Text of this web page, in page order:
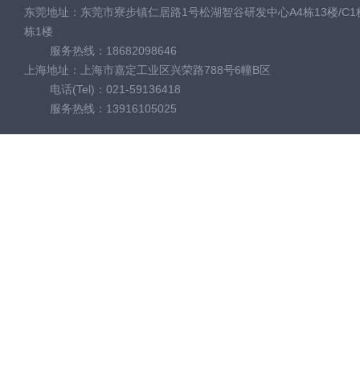
东莞地址：东莞市寮步镇仁居路1号松湖智谷研发中心A4栋13楼/C1
栋1楼
服务热线：18682098646
上海地址：上海市嘉定工业区兴荣路788号6幢B区
电话(Tel)：021-59136418
服务热线：13916105025